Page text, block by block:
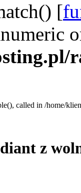
[
called in /home/
z